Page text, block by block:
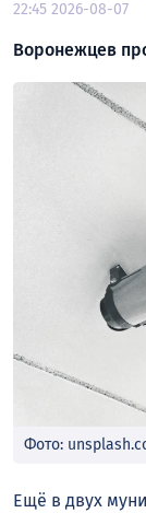
22:45 2026-08-07
Воронежцев
Фото:
Ещё в двух